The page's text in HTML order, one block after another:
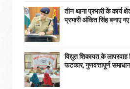
तीन थाना प्रभारी के कार्य
प्रभारी अंकित सिंह बनाए गए
विद्युत शिकायत के
फटकार, गुणवत्तापूर्ण